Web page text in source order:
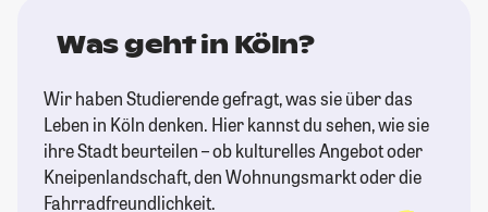
Was geht in Köln?
Wir haben Studierende gefragt, was sie über das
Leben in Köln denken. Hier kannst du sehen, wie sie
ihre Stadt beurteilen – ob kulturelles Angebot oder
Kneipenlandschaft, den Wohnungsmarkt oder die
Fahrradfreundlichkeit.